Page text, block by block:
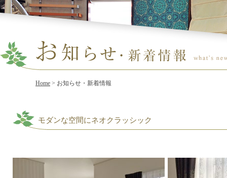
Home > お知らせ・新着情報
モダンな空間にネオクラッシック